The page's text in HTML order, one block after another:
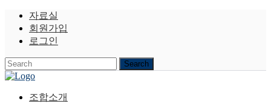
자료실
회원가입
로그인
조합소개